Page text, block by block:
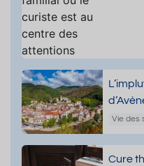
Vie des
Cure